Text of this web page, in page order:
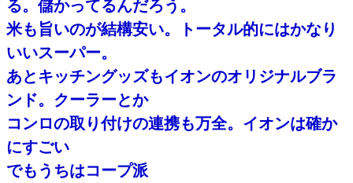
る。儲かってるんだろう。
米も旨いのが結構安い。トータル的にはかなり
いいスーパー。
あとキッチングッズもイオンのオリジナルブラ
ンド。クーラーとか
コンロの取り付けの連携も万全。イオンは確か
にすごい
でもうちはコープ派